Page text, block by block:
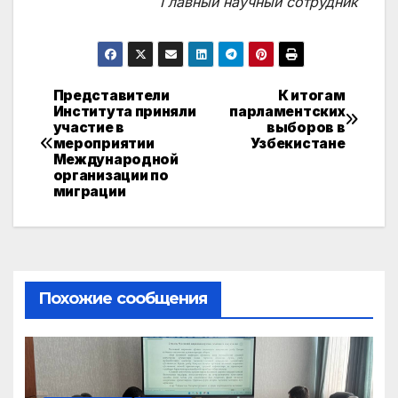
Навигация
по
записям
К итогам
парламентских
выборов в
Узбекистане
Представители
Института приняли
участие в
мероприятии
Международной
организации по
миграции
Похожие сообщения